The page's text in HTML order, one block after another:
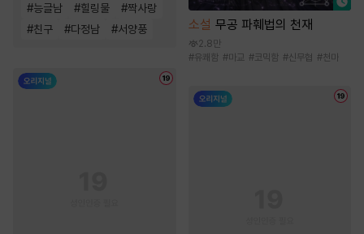
#능글남 #힐링물 #짝사랑
#친구 #다정남 #서양풍 소설 무공 파훼법의 천재
2.8만
#유쾌함 #마교 #코믹함 #신무협 #천마